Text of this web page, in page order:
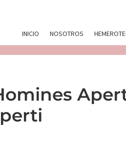
INICIO NOSOTROS